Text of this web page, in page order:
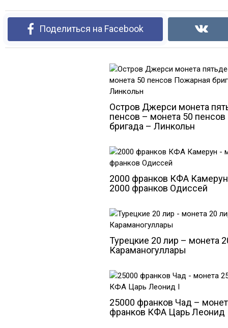
Поделиться на Facebook
Остров Джерси монета
пенсов – монета 50
бригада – Линкольн
2000 франков КФА
2000 франков Одиссей
Турецкие 20 лир – монета
Караманогуллары
25000 франков Чад –
франков КФА Царь Леонид